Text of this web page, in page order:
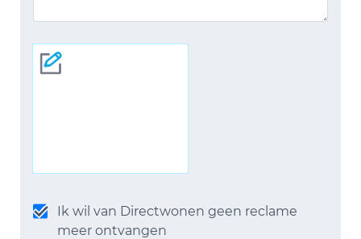
Ik wil van Directwonen geen reclame
meer ontvangen